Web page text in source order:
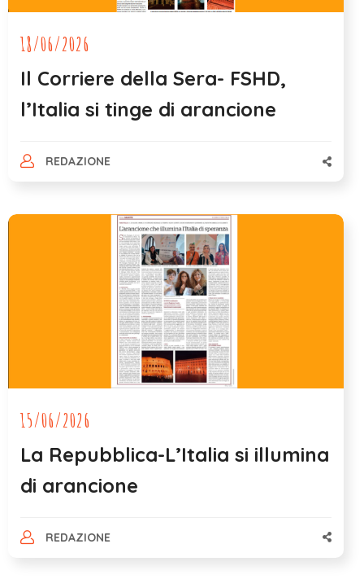
18/06/2026
Il Corriere della Sera- FSHD,
l’Italia si tinge di arancione
REDAZIONE
15/06/2026
La Repubblica-L’Italia si illumina
di arancione
REDAZIONE